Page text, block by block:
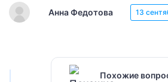
Анна Федотова 13
Похожие